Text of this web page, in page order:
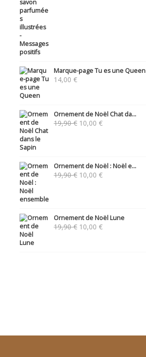
Marque-page Tu es une Queen
14,00 €
Ornement de Noël Chat da...
19,90€ Le
10,00 €Le
Ornement de Noël : Noël e...
19,90€ Le
10,00 €Le
Ornement de Noël Lune
19,90€ Le
10,00 €Le